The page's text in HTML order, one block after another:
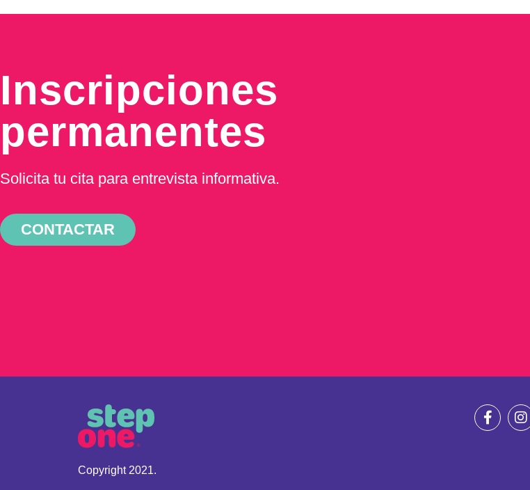
Inscripciones
permanentes
Solicita tu cita para entrevista informativa.
CONTACTAR
Copyright 2021.